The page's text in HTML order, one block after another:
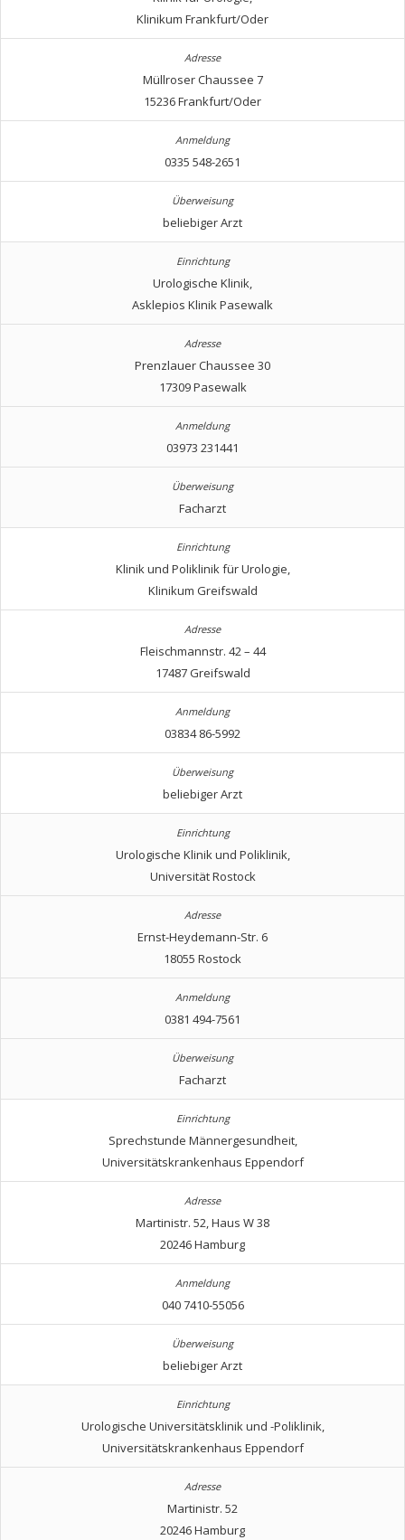
Klinikum Frankfurt/Oder
Müllroser Chaussee 7
15236 Frankfurt/Oder
0335 548-2651
beliebiger Arzt
Urologische Klinik,
Asklepios Klinik Pasewalk
Prenzlauer Chaussee 30
17309 Pasewalk
03973 231441
Facharzt
Klinik und Poliklinik für Urologie,
Klinikum Greifswald
Fleischmannstr. 42 – 44
17487 Greifswald
03834 86-5992
beliebiger Arzt
Urologische Klinik und Poliklinik,
Universität Rostock
Ernst-Heydemann-Str. 6
18055 Rostock
0381 494-7561
Facharzt
Sprechstunde Männergesundheit,
Universitätskrankenhaus Eppendorf
Martinistr. 52, Haus W 38
20246 Hamburg
040 7410-55056
beliebiger Arzt
Urologische Universitätsklinik und -Poliklinik,
Universitätskrankenhaus Eppendorf
Martinistr. 52
20246 Hamburg